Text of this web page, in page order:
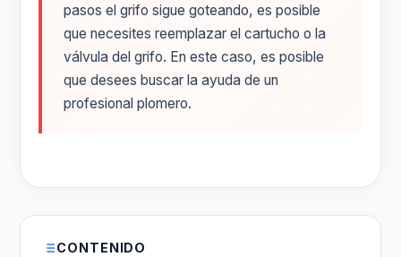
pasos el grifo sigue goteando, es posible
que necesites reemplazar el cartucho o la
válvula del grifo. En este caso, es posible
que desees buscar la ayuda de un
profesional plomero.
CONTENIDO